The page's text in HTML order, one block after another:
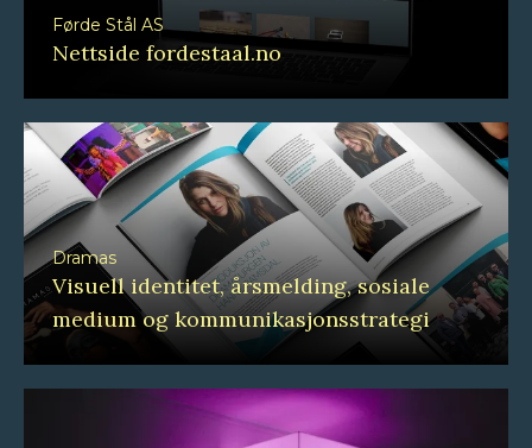
Førde Stål AS
Nettside fordestaal.no
Dramas
Visuell identitet, årsmelding, sosiale
medium og kommunikasjonsstrategi